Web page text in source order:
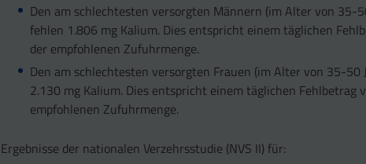
Den am schlechtesten versorgten Männern (im Alter von 35-
fehlen 1.806 mg Kalium. Dies entspricht einem täglichen
der empfohlenen Zufuhrmenge.
Den am schlechtesten versorgten Frauen (im Alter von 35-50
2.130 mg Kalium. Dies entspricht einem täglichen Fehlbetrag
empfohlenen Zufuhrmenge.
Ergebnisse der nationalen Verzehrsstudie (NVS II) für: